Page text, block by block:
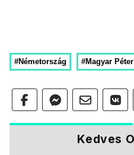
#Németország #Magyar Péter
Kedves